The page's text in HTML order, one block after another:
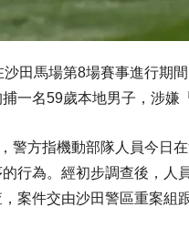
田馬場第8場賽事進行期
一名59歲本地男子，涉嫌
警方指機動部隊人員今日
行為。經初步調查後，人
案件交由沙田警區重案組